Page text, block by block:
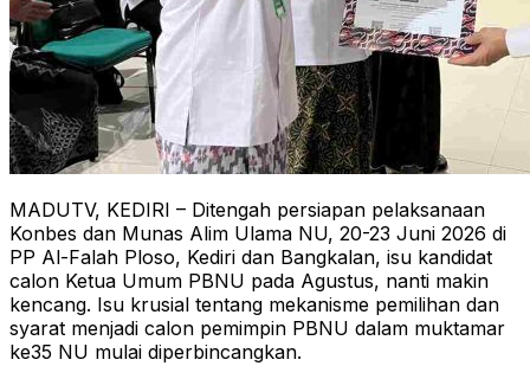
MADUTV, KEDIRI – Ditengah persiapan pelaksanaan
Konbes dan Munas Alim Ulama NU, 20-23 Juni 2026 di
PP Al-Falah Ploso, Kediri dan Bangkalan, isu kandidat
calon Ketua Umum PBNU pada Agustus, nanti makin
kencang. Isu krusial tentang mekanisme pemilihan dan
syarat menjadi calon pemimpin PBNU dalam muktamar
ke35 NU mulai diperbincangkan.